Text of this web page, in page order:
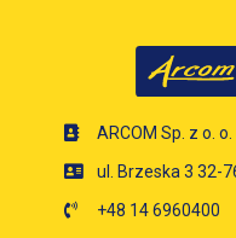
ARCOM Sp. z o. o.
ul. Brzeska 3 32-
+48 14 6960400